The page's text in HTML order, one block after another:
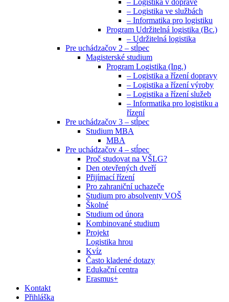
– Logistika v dopravě
– Logistika ve službách
– Informatika pro logistiku
Program Udržitelná logistika (Bc.)
– Udržitelná logistika
Pre uchádzačov 2 – stĺpec
Magisterské studium
Program Logistika (Ing.)
– Logistika a řízení dopravy
– Logistika a řízení výroby
– Logistika a řízení služeb
– Informatika pro logistiku a
řízení
Pre uchádzačov 3 – stĺpec
Studium MBA
MBA
Pre uchádzačov 4 – stĺpec
Proč studovat na VŠLG?
Den otevřených dveří
Přijímací řízení
Pro zahraniční uchazeče
Studium pro absolventy VOŠ
Školné
Studium od února
Kombinované studium
Projekt
Logistika hrou
Kvíz
Často kladené dotazy
Edukační centra
Erasmus+
Kontakt
Přihláška